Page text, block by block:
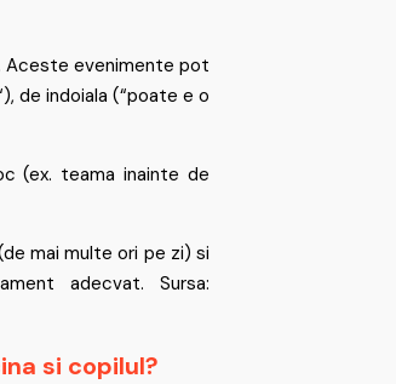
Aceste evenimente pot
de indoiala (“poate e o
(ex. teama inainte de
mai multe ori pe zi) si
adecvat. Sursa:
si copilul?